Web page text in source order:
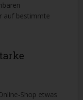
auf bestimmte
Shop etwas